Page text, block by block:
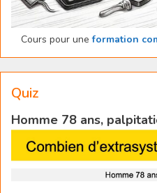
Cours pour uneformation
Quiz
Homme 78 ans,